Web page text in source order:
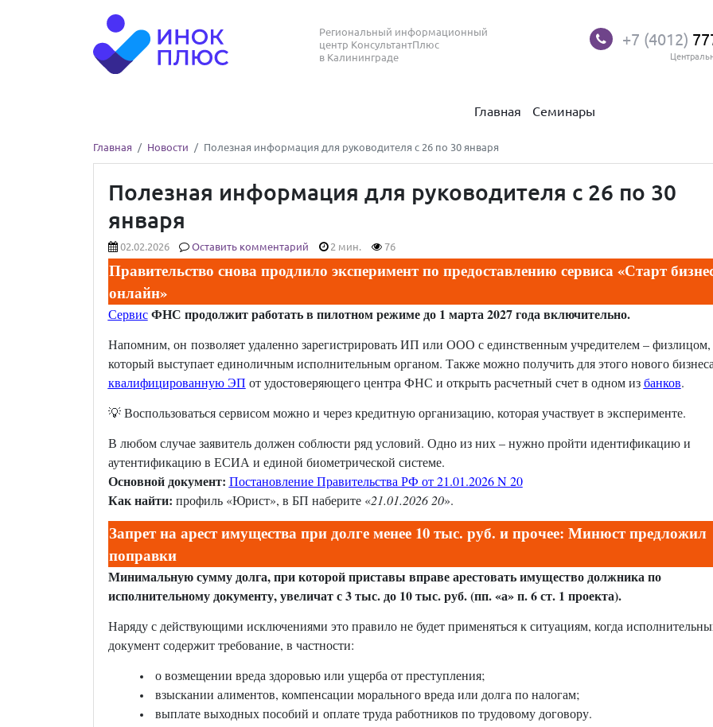
Региональный информационный
центр КонсультантПлюс
в Калининграде
+7 (4012)
Главная Семинары
Главная Новости Полезная информация для руководителя с 26 по 30 января
Полезная информация для руководителя с 26 по 30
января
02.02.2026 Оставить комментарий 2 мин. 76
Правительство снова продлило эксперимент по предоставлению сервиса «Старт
онлайн»
СервисФНС продолжит работать в пилотном режиме до 1 марта 2027 года включительно.
Напомним, он позволяет удаленно зарегистрировать ИП или ООО с единственным учредителем – физлицом,
который выступает единоличным исполнительным органом. Также можно получить для этого нового
квалифицированную ЭП от удостоверяющего центра ФНС и открыть расчетный счет в одном избанков.
💡 Воспользоваться сервисом можно и через кредитную организацию, которая участвует в эксперименте.
В любом случае заявитель должен соблюсти ряд условий. Одно из них – нужно пройти идентификацию и
аутентификацию в ЕСИА и единой биометрической системе.
Основной документ: Постановление Правительства РФ от 21.01.2026 N 20
Как найти: профиль «Юрист», в БП наберите «21.01.2026 20».
Запрет на арест имущества при долге менее 10 тыс. руб. и прочее: Минюст предложил
поправки
Минимальную сумму долга, при которой приставы вправе арестовать имущество должника по
исполнительному документу, увеличат с 3 тыс. до 10 тыс. руб. (пп. «а» п. 6 ст. 1 проекта).
Наряду с действующими исключениями это правило не будет применяться к ситуациям, когда
документ содержит требование, в частности:
о возмещении вреда здоровью или ущерба от преступления;
взыскании алиментов, компенсации морального вреда или долга по налогам;
выплате выходных пособий и оплате труда работников по трудовому договору.